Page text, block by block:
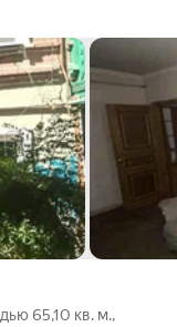
65,10 кв. м.,